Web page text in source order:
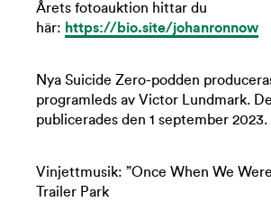
Årets fotoauktion hittar du
här: https://bio.site/johanronnow
Nya Suicide Zero-podden
programleds av Victor Lundmark.
publicerades den 1 september 2023.
Vinjettmusik: ”Once When We Were
Trailer Park